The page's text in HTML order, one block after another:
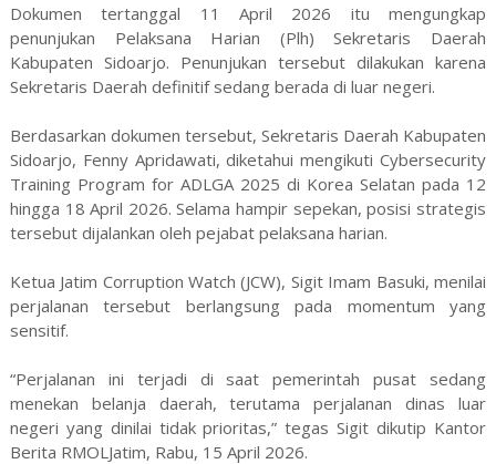
Dokumen tertanggal 11 April 2026 itu mengungkap
penunjukan Pelaksana Harian (Plh) Sekretaris Daerah
Kabupaten Sidoarjo. Penunjukan tersebut dilakukan karena
Sekretaris Daerah definitif sedang berada di luar negeri.
Berdasarkan dokumen tersebut, Sekretaris Daerah Kabupaten
Sidoarjo, Fenny Apridawati, diketahui mengikuti Cybersecurity
Training Program for ADLGA 2025 di Korea Selatan pada 12
hingga 18 April 2026. Selama hampir sepekan, posisi strategis
tersebut dijalankan oleh pejabat pelaksana harian.
Ketua Jatim Corruption Watch (JCW), Sigit Imam Basuki, menilai
perjalanan tersebut berlangsung pada momentum yang
sensitif.
“Perjalanan ini terjadi di saat pemerintah pusat sedang
menekan belanja daerah, terutama perjalanan dinas luar
negeri yang dinilai tidak prioritas,” tegas Sigit dikutip Kantor
Berita RMOLJatim, Rabu, 15 April 2026.